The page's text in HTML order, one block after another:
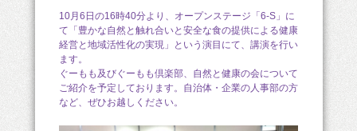
10月6日の16時40分より、オープンステージ「6-S」に
て「豊かな自然と触れ合いと安全な食の提供による健康
経営と地域活性化の実現」という演目にて、講演を行い
ます。
ぐーもも及びぐーもも倶楽部、自然と健康の会について
ご紹介を予定しております。自治体・企業の人事部の方
など、ぜひお越しください。